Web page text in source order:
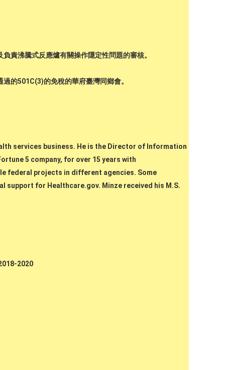
責沸騰式反應爐有關操作隱定性問題的審核。
的501C(3)的免稅的華府臺灣同鄉會。
services business. He is the Director of Information
5 company, for over 15 years with
federal projects in different agencies. Some
for Healthcare.gov. Minze received his M.S.
2020